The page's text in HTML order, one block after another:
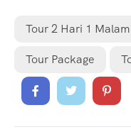
Tour 2 Hari 1 Malam
Tour Package